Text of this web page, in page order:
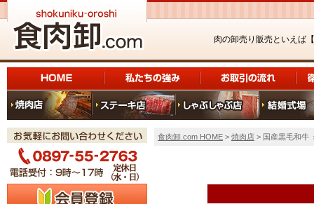
肉の卸売り販売といえば【
食肉卸.com HOME > 焼肉店 > 国産黒毛和